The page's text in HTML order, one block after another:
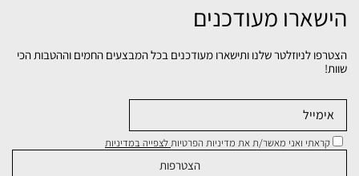
הישארו מעודכנים
הצטרפו לניוזלטר שלנו ותישארו מעודכנים בכל המבצעים החמים וההטבות הכי
שוות!
קראתי ואני מאשר/ת את מדיניות הפרטיותלצפייה במדיניות